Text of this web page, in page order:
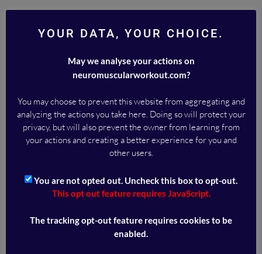
er et træningssystem, som du kan bruge som støtte til dit
Ideen bag Neuromuscular Workout-øvelserne i appen er
alvorlige. Disse øvelser kan også bruges i den stabile fase
efter en akut skade, hvor målet er at komme tilbage til et
fysisk aktivt liv, eller som daglige træningshjælpemidler
for at bevare din styrke og mobilitet.
Hos Neuromuscular Workout fokuserer vi på tre
overordnede kategorier af fysisk træning:
Løb og sportssupport.
YOUR DATA, YOUR CHOICE.
May we analyse your actions on
neuromuscularworkout.com?
You may choose to prevent this website from aggregating and
analyzing the actions you take here. Doing so will protect your
privacy, but will also prevent the owner from learning from
your actions and creating a better experience for you and
other users.
You are not opted out. Uncheck this box to opt-out.
This opt out feature requires JavaScript.
The tracking opt-out feature requires cookies to be
enabled.